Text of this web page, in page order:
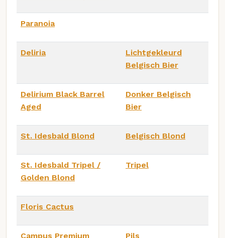
Paranoia
Deliria
Lichtgekleurd
Belgisch Bier
Delirium Black Barrel
Aged
Donker Belgisch
Bier
St. Idesbald Blond Belgisch Blond
St. Idesbald Tripel /
Golden Blond
Tripel
Floris Cactus
Campus Premium Pils